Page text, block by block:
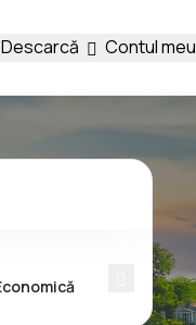
Descarcă Contul meu